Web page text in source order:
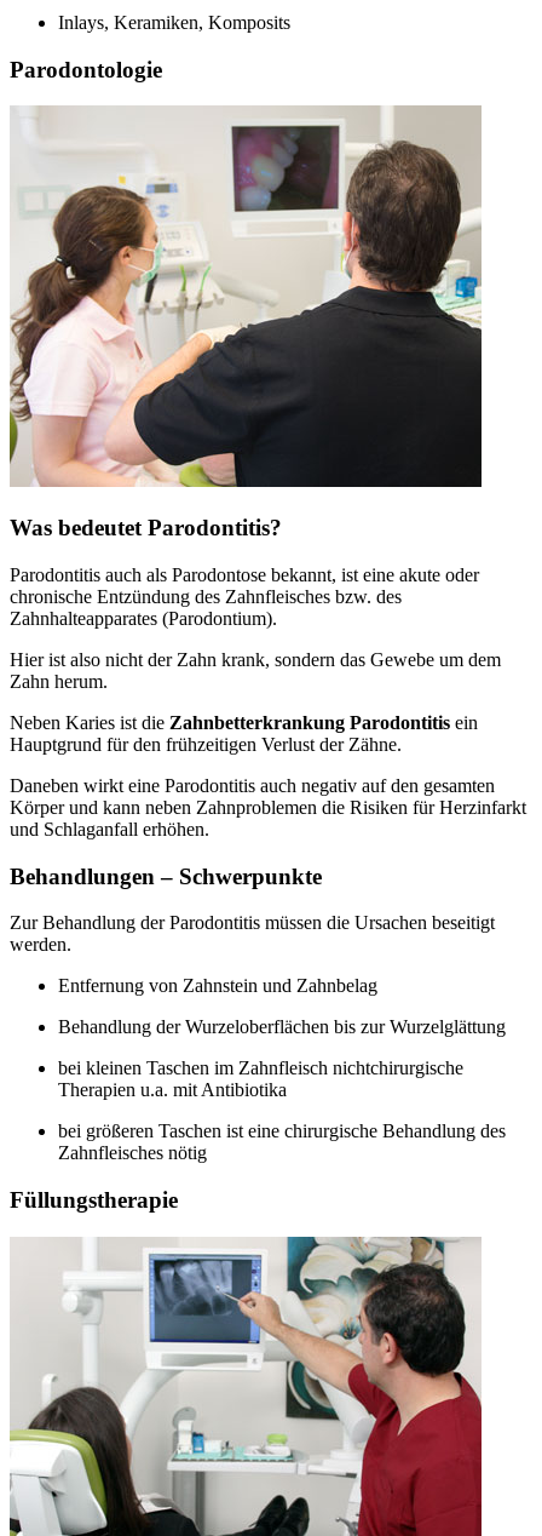
Inlays, Keramiken, Komposits
Parodontologie
Was bedeutet Parodontitis?
Parodontitis auch als Parodontose bekannt, ist eine akute oder
chronische Entzündung des Zahnfleisches bzw. des
Zahnhalteapparates (Parodontium).
Hier ist also nicht der Zahn krank, sondern das Gewebe um dem
Zahn herum.
Neben Karies ist die Zahnbetterkrankung Parodontitis ein
Hauptgrund für den frühzeitigen Verlust der Zähne.
Daneben wirkt eine Parodontitis auch negativ auf den gesamten
Körper und kann neben Zahnproblemen die Risiken für Herzinfarkt
und Schlaganfall erhöhen.
Behandlungen – Schwerpunkte
Zur Behandlung der Parodontitis müssen die Ursachen beseitigt
werden.
Entfernung von Zahnstein und Zahnbelag
Behandlung der Wurzeloberflächen bis zur Wurzelglättung
bei kleinen Taschen im Zahnfleisch nichtchirurgische
Therapien u.a. mit Antibiotika
bei größeren Taschen ist eine chirurgische Behandlung des
Zahnfleisches nötig
Füllungstherapie